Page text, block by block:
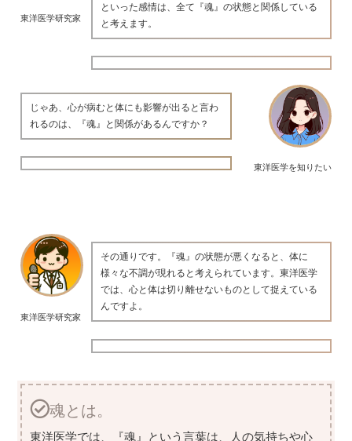
東洋医学研究家
といった感情は、全て『魂』の状態と関係している
と考えます。
東洋医学を知りたい
じゃあ、心が病むと体にも影響が出ると言わ
れるのは、『魂』と関係があるんですか？
東洋医学研究家
その通りです。『魂』の状態が悪くなると、体に
様々な不調が現れると考えられています。東洋医学
では、心と体は切り離せないものとして捉えている
んですよ。
魂とは。
東洋医学では、『魂』という言葉は、人の気持ちや心